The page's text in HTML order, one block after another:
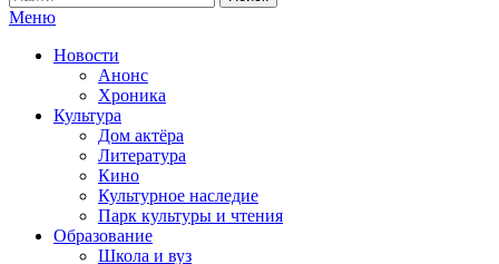
Меню
Новости
Анонс
Хроника
Культура
Дом актёра
Литература
Кино
Культурное наследие
Парк культуры и чтения
Образование
Школа и вуз